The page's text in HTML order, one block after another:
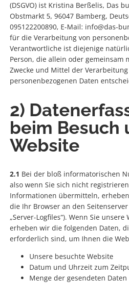
(DSGVO) ist Kristina Berßelis, Das
Obstmarkt 5, 96047 Bamberg,
095122200890, E-Mail: info@das-
für die Verarbeitung von
Verantwortliche ist diejenige
Person, die allein oder gemeinsam
Zwecke und Mittel der Verarbeitung
personenbezogenen Daten
2)
beim Besuch
Website
2.1 Bei der bloß informatorischen
also wenn Sie sich nicht
Informationen übermitteln,
die Ihr Browser an den
„Server-Logfiles“). Wenn Sie
erheben wir die folgenden Daten,
erforderlich sind, um Ihnen die
Unsere besuchte Website
Datum und Uhrzeit zum
Menge der gesendeten Daten